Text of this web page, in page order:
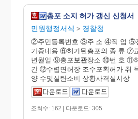
총포 소지 허가 갱신 신청서
민원행정서식 > 경찰청
②주민등록번호 ③주 소 ④직 업 ⑤
가증내용 ⑥허가된총포의 종 류 ⑦
년월일 ⑨총포 보관장소 ⑩번 호 ⑪
간 ⑫수렵면허장 조수포획허가 취
양 수및실탄소비 상황사격실시상
조회수: 162 | 다운로드: 305